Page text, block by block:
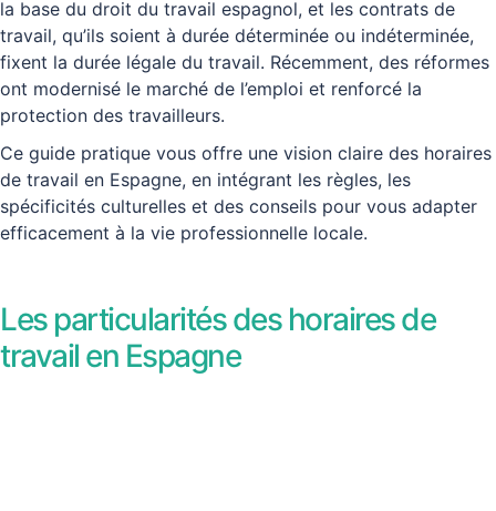
la base du droit du travail espagnol, et les contrats de
travail, qu’ils soient à durée déterminée ou indéterminée,
fixent la durée légale du travail. Récemment, des réformes
ont modernisé le marché de l’emploi et renforcé la
protection des travailleurs.
Ce guide pratique vous offre une vision claire des horaires
de travail en Espagne, en intégrant les règles, les
spécificités culturelles et des conseils pour vous adapter
efficacement à la vie professionnelle locale.
Les particularités des horaires de
travail en Espagne